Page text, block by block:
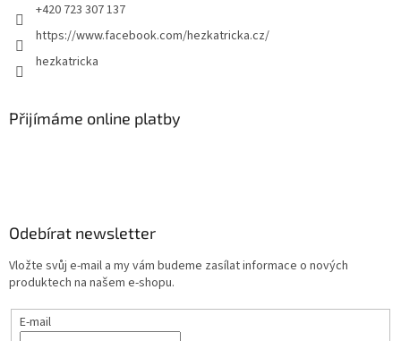
+420 723 307 137
https://www.facebook.com/hezkatricka.cz/
hezkatricka
Přijímáme online platby
Odebírat newsletter
Vložte svůj e-mail a my vám budeme zasílat informace o nových
produktech na našem e-shopu.
E-mail